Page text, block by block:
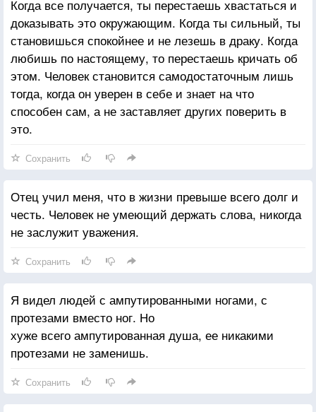
Когда все получается, ты перестаешь хвастаться и
доказывать это окружающим. Когда ты сильный, ты
становишься спокойнее и не лезешь в драку. Когда
любишь по настоящему, то перестаешь кричать об
этом. Человек становится самодостаточным лишь
тогда, когда он уверен в себе и знает на что
способен сам, а не заставляет других поверить в
это.
Сохранить
Отец учил меня, что в жизни превыше всего долг и
честь. Человек не умеющий держать слова, никогда
не заслужит уважения.
Сохранить
Я видел людей с ампутированными ногами, с
протезами вместо ног. Но
хуже всего ампутированная душа, ее никакими
протезами не заменишь.
Сохранить